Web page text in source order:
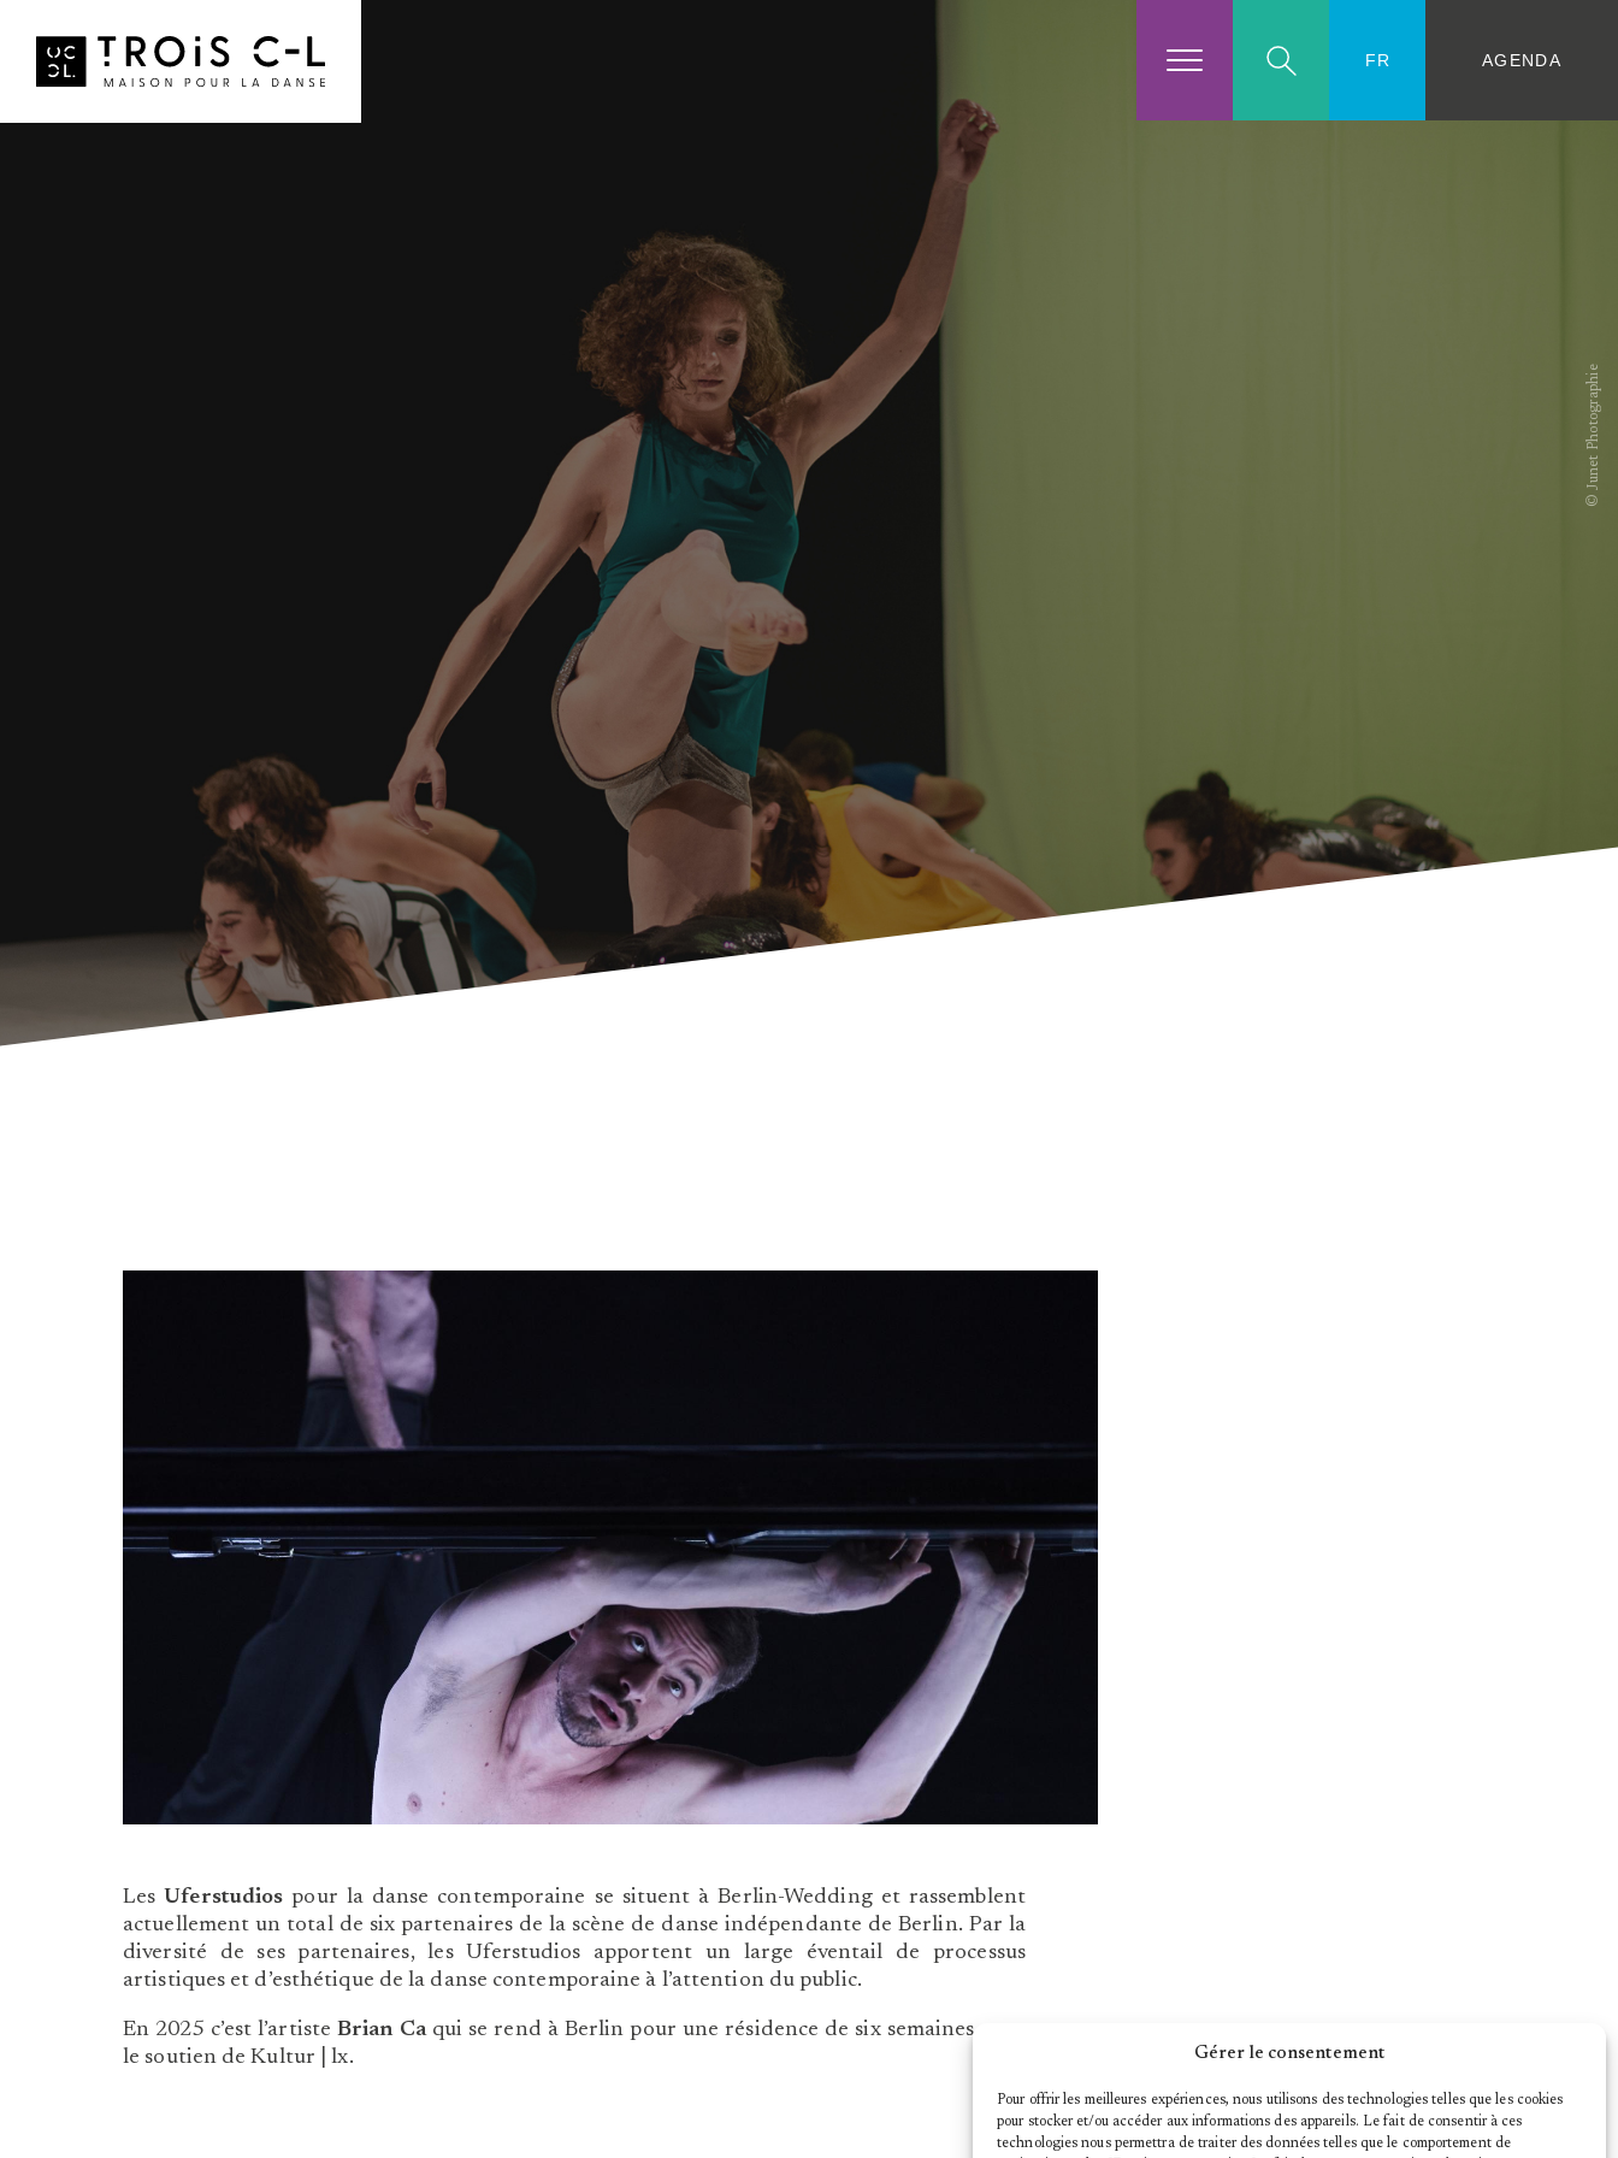
Gérer le consentement
Pour offrir les meilleures expériences, nous utilisons des technologies telles que les cookies
pour stocker et/ou accéder aux informations des appareils. Le fait de consentir à ces
technologies nous permettra de traiter des données telles que le comportement de
FR AGENDA
© Junet Photographie
Les Uferstudios pour la danse contemporaine se situent à Berlin-Wedding et rassemblent
actuellement un total de six partenaires de la scène de danse indépendante de Berlin. Par la
diversité de ses partenaires, les Uferstudios apportent un large éventail de processus
artistiques et d’esthétique de la danse contemporaine à l’attention du public.
En 2025 c’est l’artisteBrian Caqui se rend à Berlin pour une résidence de six semaines, avec
le soutien de Kultur | lx.